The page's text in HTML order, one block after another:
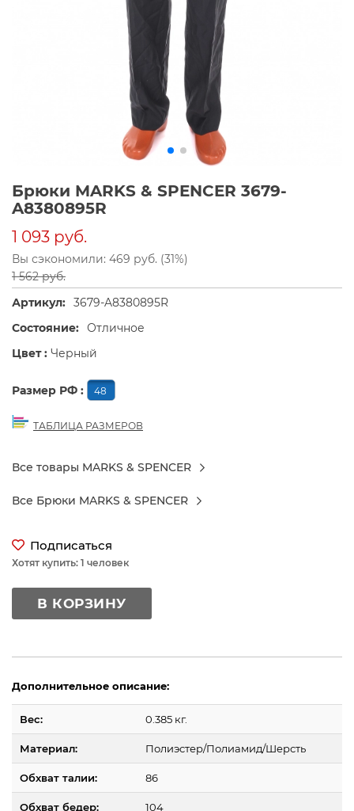
Брюки MARKS & SPENCER 3679-
A8380895R
1 093 руб.
Вы сэкономили: 469 руб. (31%)
1 562 руб.
Артикул: 3679-A8380895R
Состояние: Отличное
Цвет : Черный
Размер РФ : 48
ТАБЛИЦА РАЗМЕРОВ
Все товары MARKS & SPENCER
Все Брюки MARKS & SPENCER
Подписаться
Хотят купить: 1 человек
В КОРЗИНУ
Дополнительное описание:
Вес: 0.385 кг.
Материал: Полиэстер/Полиамид/Шерсть
Обхват талии: 86
Обхват бедер: 104